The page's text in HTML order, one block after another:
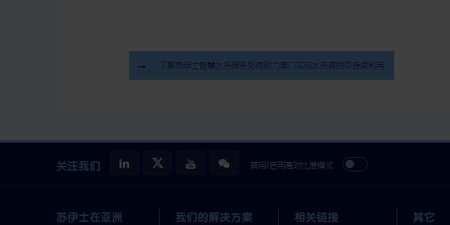
了解苏伊士智慧水务服务如何助力澳门实现水资源的可持续利用
关注我们 禁用/启用高对比度模式
苏伊士在亚洲 我们的解决方案 相关链接 其它